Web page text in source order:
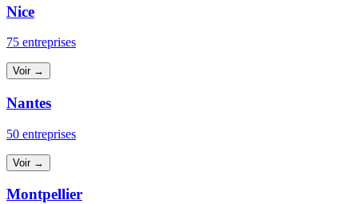
Nice
75 entreprises
Voir →
Nantes
50 entreprises
Voir →
Montpellier